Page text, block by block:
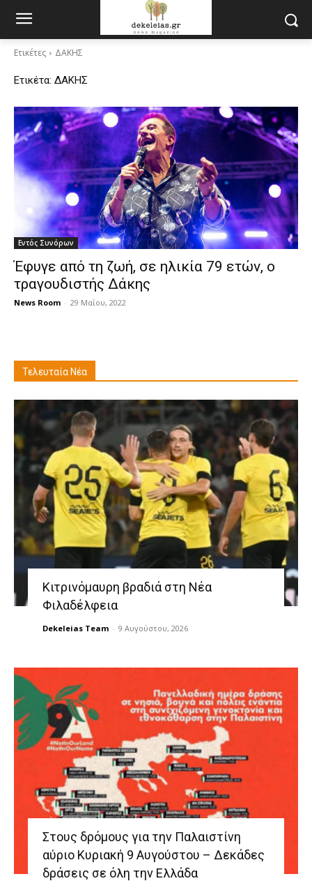
Ετικέτες ΔΑΚΗΣ
Ετικέτα: ΔΑΚΗΣ
Εντός Συνόρων
Έφυγε από τη ζωή, σε ηλικία 79 ετών, ο
τραγουδιστής Δάκης
News Room - 29 Μαΐου, 2022
Τελευταία Νέα
Κιτρινόμαυρη βραδιά στη Νέα
Φιλαδέλφεια
Dekeleias Team - 9 Αυγούστου, 2026
Στους δρόμους για την Παλαιστίνη
αύριο Κυριακή 9 Αυγούστου – Δεκάδες
δράσεις σε όλη την Ελλάδα